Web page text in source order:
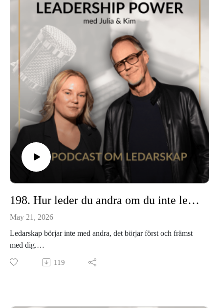
Vill du komma i kontakt med oss? Besök leadershippower.se
198. Hur leder du andra om du inte leder dig själv?
May 21, 2026
Ledarskap börjar inte med andra, det börjar först och främst
med dig.
I det här avsnittet pratar Kim och Julia om självledarskap som
grunden för allt annat ledarskap. För du kan inte ge det du
119